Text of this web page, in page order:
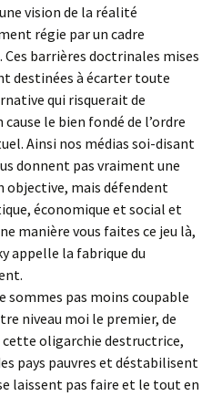
vision de la réalité
régie par un cadre
Ces barrières doctrinales mises
destinées à écarter toute
qui risquerait de
le bien fondé de l’ordre
Ainsi nos médias soi-disant
donnent pas vraiment une
mais défendent
économique et social et
manière vous faites ce jeu là,
appelle la fabrique du
sommes pas moins coupable
niveau moi le premier, de
cette oligarchie destructrice,
pays pauvres et déstabilisent
laissent pas faire et le tout en